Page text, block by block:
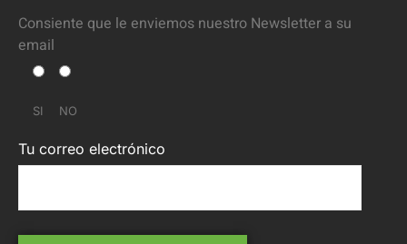
Consiente que le enviemos nuestro Newsletter a su
email
SI NO
Tu correo electrónico